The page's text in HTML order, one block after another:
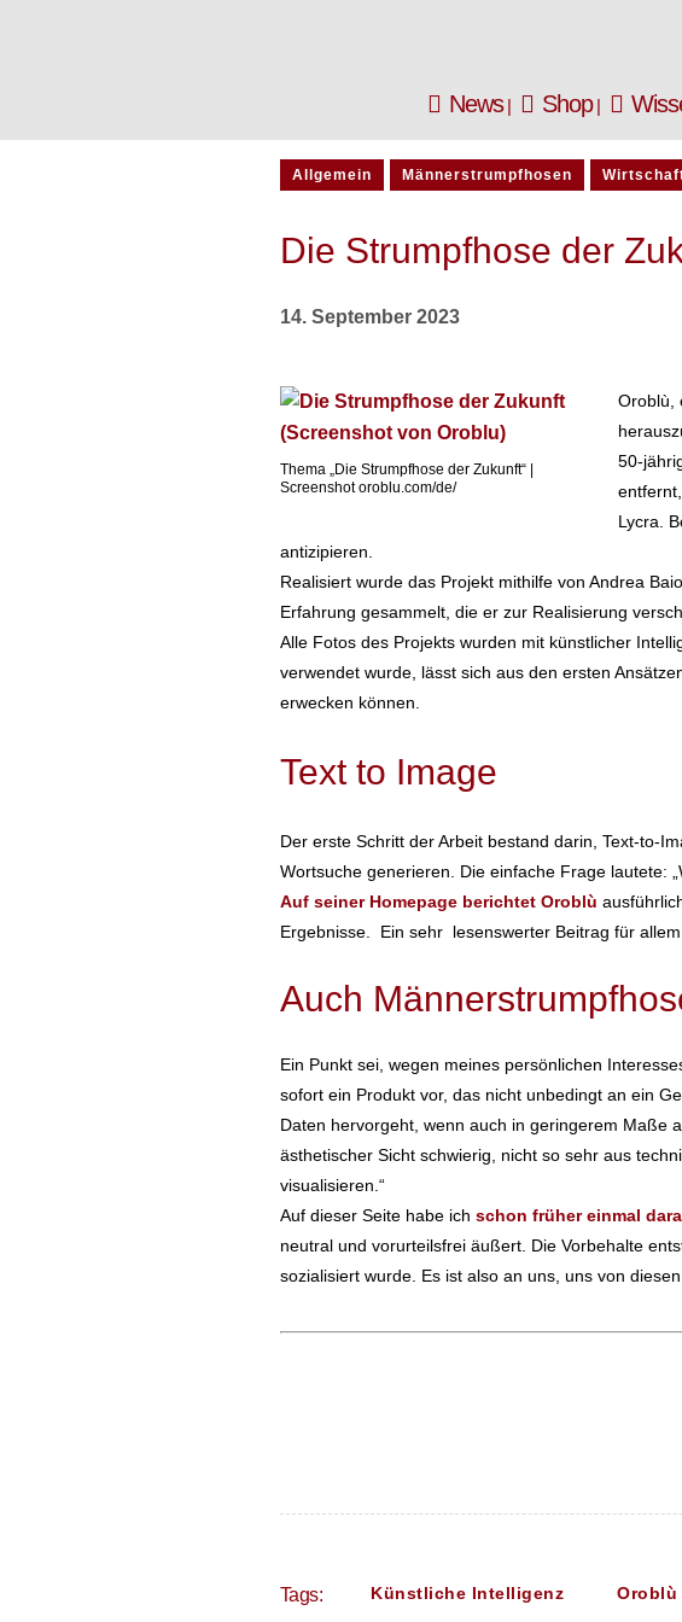
News Shop
Allgemein Männerstrumpfhosen
Die Strumpfhose der
14. September 2023
Thema „Die Strumpfhose der Zukunft“ |
Screenshot oroblu.com/de/
Oroblù,
50-
Lycra.
antizipieren.
Realisiert wurde das Projekt mithilfe von Andrea
Erfahrung gesammelt, die er zur Realisierung
Alle Fotos des Projekts wurden mit künstlicher
verwendet wurde, lässt sich aus den ersten
erwecken können.
Text to Image
Der erste Schritt der Arbeit bestand darin, Text-to-
Wortsuche generieren. Die einfache Frage lautete:
Auf seiner Homepage berichtet Oroblù
Ergebnisse. Ein sehr lesenswerter Beitrag für
Auch
Ein Punkt sei, wegen meines persönlichen
sofort ein Produkt vor, das nicht unbedingt an ein
Daten hervorgeht, wenn auch in geringerem Maße
ästhetischer Sicht schwierig, nicht so sehr aus
visualisieren.“
Auf dieser Seite habe ich schon früher einmal
neutral und vorurteilsfrei äußert. Die Vorbehalte
sozialisiert wurde. Es ist also an uns, uns von
Tags: Künstliche Intelligenz Oroblù